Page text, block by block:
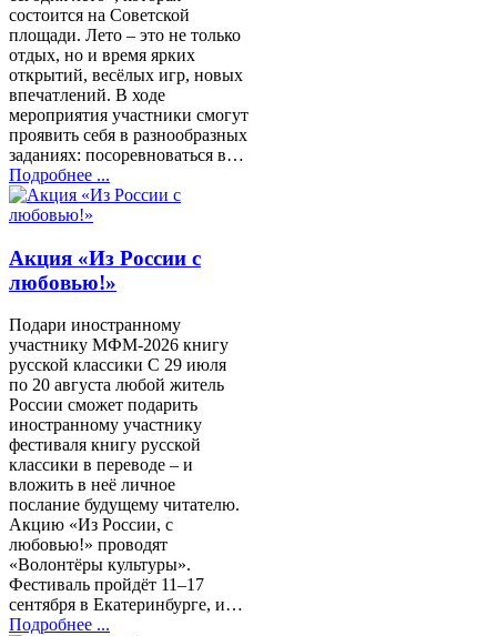
состоится на Советской
площади. Лето – это не только
отдых, но и время ярких
открытий, весёлых игр, новых
впечатлений. В ходе
мероприятия участники смогут
проявить себя в разнообразных
заданиях: посоревноваться в…
Подробнее ...
Акция «Из России с
любовью!»
Подари иностранному
участнику МФМ-2026 книгу
русской классики С 29 июля
по 20 августа любой житель
России сможет подарить
иностранному участнику
фестиваля книгу русской
классики в переводе – и
вложить в неё личное
послание будущему читателю.
Акцию «Из России, с
любовью!» проводят
«Волонтёры культуры».
Фестиваль пройдёт 11–17
сентября в Екатеринбурге, и…
Подробнее ...